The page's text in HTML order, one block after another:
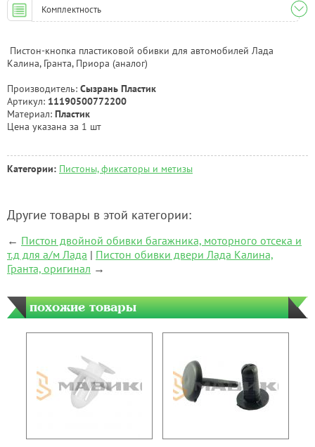
Комплектность
Пистон-кнопка пластиковой обивки для автомобилей Лада
Калина, Гранта, Приора (аналог)
Производитель: Сызрань Пластик
Артикул: 11190500772200
Материал: Пластик
Цена указана за 1 шт
Категории: Пистоны, фиксаторы и метизы
Другие товары в этой категории:
← Пистон двойной обивки багажника, моторного отсека и
т.д для а/м Лада | Пистон обивки двери Лада Калина,
Гранта, оригинал →
похожие товары